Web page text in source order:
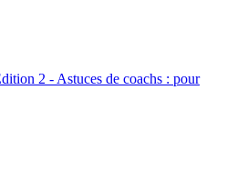
2 - Astuces de coachs : pour